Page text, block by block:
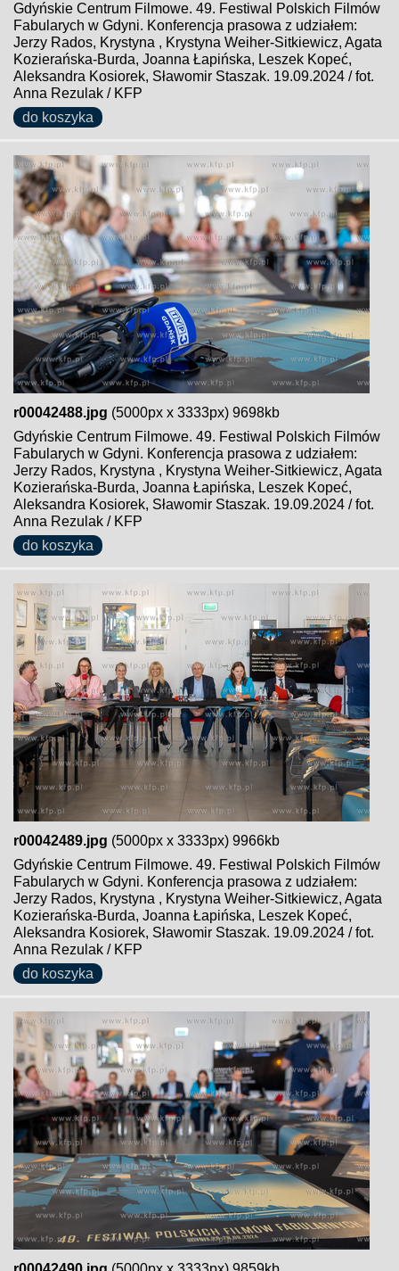
Gdyńskie Centrum Filmowe. 49. Festiwal Polskich Filmów
Fabularych w Gdyni. Konferencja prasowa z udziałem:
Jerzy Rados, Krystyna , Krystyna Weiher-Sitkiewicz, Agata
Kozierańska-Burda, Joanna Łapińska, Leszek Kopeć,
Aleksandra Kosiorek, Sławomir Staszak. 19.09.2024 / fot.
Anna Rezulak / KFP
do koszyka
r00042488.jpg (5000px x 3333px) 9698kb
Gdyńskie Centrum Filmowe. 49. Festiwal Polskich Filmów
Fabularych w Gdyni. Konferencja prasowa z udziałem:
Jerzy Rados, Krystyna , Krystyna Weiher-Sitkiewicz, Agata
Kozierańska-Burda, Joanna Łapińska, Leszek Kopeć,
Aleksandra Kosiorek, Sławomir Staszak. 19.09.2024 / fot.
Anna Rezulak / KFP
do koszyka
r00042489.jpg (5000px x 3333px) 9966kb
Gdyńskie Centrum Filmowe. 49. Festiwal Polskich Filmów
Fabularych w Gdyni. Konferencja prasowa z udziałem:
Jerzy Rados, Krystyna , Krystyna Weiher-Sitkiewicz, Agata
Kozierańska-Burda, Joanna Łapińska, Leszek Kopeć,
Aleksandra Kosiorek, Sławomir Staszak. 19.09.2024 / fot.
Anna Rezulak / KFP
do koszyka